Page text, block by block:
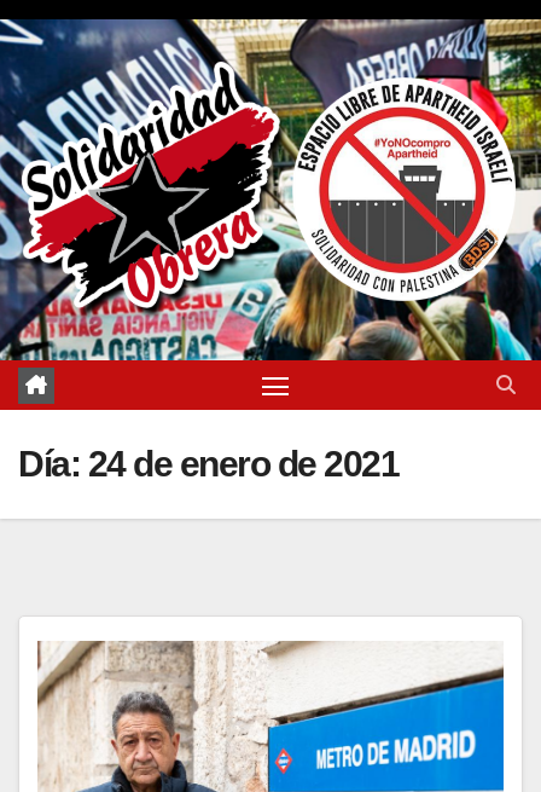
Saltar
contenido
Día: 24 de enero de 2021